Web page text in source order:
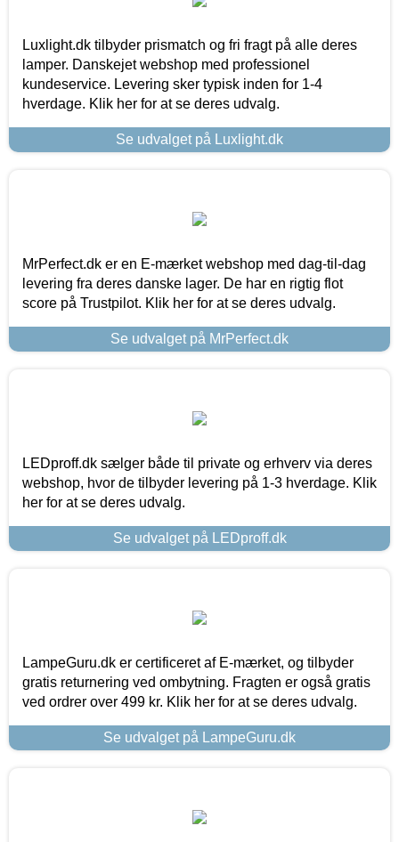
Luxlight.dk tilbyder prismatch og fri fragt på alle deres
lamper. Danskejet webshop med professionel
kundeservice. Levering sker typisk inden for 1-4
hverdage. Klik her for at se deres udvalg.
Se udvalget på Luxlight.dk
MrPerfect.dk er en E-mærket webshop med dag-til-dag
levering fra deres danske lager. De har en rigtig flot
score på Trustpilot. Klik her for at se deres udvalg.
Se udvalget på MrPerfect.dk
LEDproff.dk sælger både til private og erhverv via deres
webshop, hvor de tilbyder levering på 1-3 hverdage. Klik
her for at se deres udvalg.
Se udvalget på LEDproff.dk
LampeGuru.dk er certificeret af E-mærket, og tilbyder
gratis returnering ved ombytning. Fragten er også gratis
ved ordrer over 499 kr. Klik her for at se deres udvalg.
Se udvalget på LampeGuru.dk